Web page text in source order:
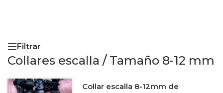
Filtrar
Collares escalla / Tamaño 8-12 mm
Collar escalla 8-12mm de